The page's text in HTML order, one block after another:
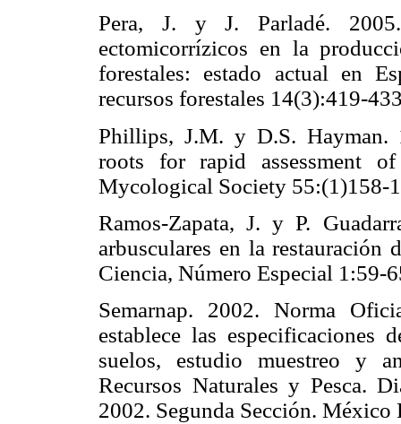
Pera, J. y J. Parladé.
ectomicorrízicos en la
forestales: estado actual en
recursos forestales
Phillips, J.M. y D.S. Hayman.
roots for rapid assessment
Mycological Society
Ramos-Zapata, J. y P.
arbusculares en la restauración
Ciencia, Número Especial
Semarnap. 2002. Norma
establece las
suelos, estudio muestreo y
Recursos Naturales y Pesca.
2002. Segunda Sección.